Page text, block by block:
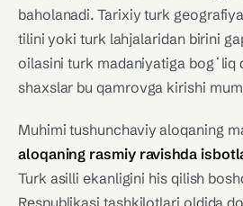
baholanadi. Tarixiy turk
tilini yoki turk lahjalaridan birini
oilasini turk madaniyatiga bogʻliq
shaxslar bu qamrovga kirishi
Muhimi tushunchaviy aloqaning
aloqaning rasmiy ravishda
Turk asilli ekanligini his qilish
Respublikasi tashkilotlari oldida